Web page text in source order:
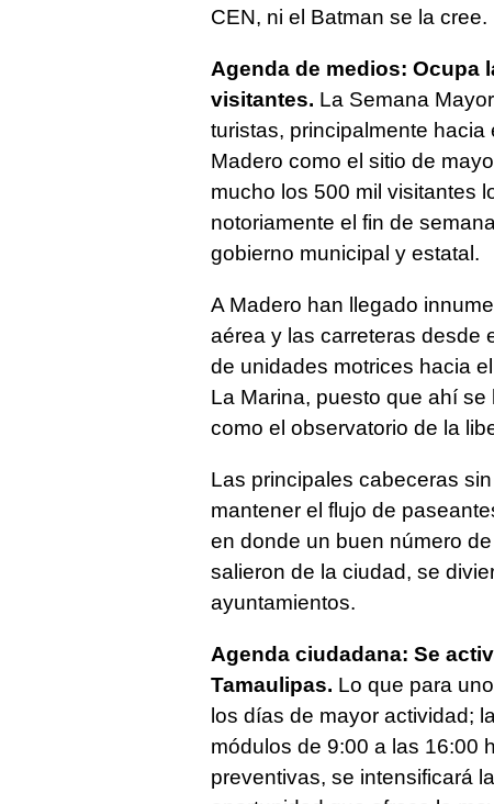
CEN, ni el Batman se la cree.
Agenda de medios: Ocupa
visitantes. La Semana
turistas, principalmente
Madero como el sitio de
mucho los 500 mil visitantes
notoriamente el fin de
gobierno municipal y estatal.
A Madero han llegado
aérea y las carreteras desde
de unidades motrices hacia
La Marina, puesto que ahí
como el observatorio de la
Las principales cabeceras
mantener el flujo de
en donde un buen número
salieron de la ciudad, se
ayuntamientos.
Agenda ciudadana: Se
Tamaulipas. Lo que para
los días de mayor actividad;
módulos de 9:00 a las 16:00
preventivas, se intensificará